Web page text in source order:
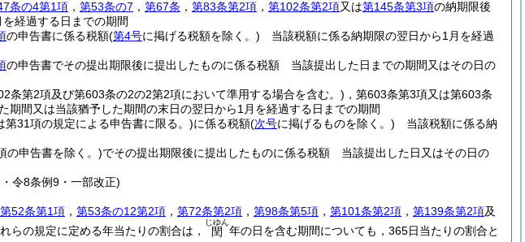
条の4第1項 ， 第53条の7 ， 第67条 ， 第83条第2項 ， 第102条第2項又は第145条第3項の納期限後
経過する日までの期間
の申告書に係る税額(第4号に掲げる税額を除く。) 当該税額に係る納期限の翌日から1月を経過
の申告書でその提出期限後に提出したものに係る税額 当該提出した日までの期間又はその日の
条第2項及び第603条の2の2第2項において準用する場合を含む。) ，第603条第3項又は第603条
間又は当該猶予した期間の末日の翌日から1月を経過する日までの期間
31項の規定による申告書に限る。)に係る税額(次号に掲げるものを除く。) 当該税額に係る納
の申告書を除く。)でその提出期限後に提出したものに係る税額 当該提出した日又はその日の
令8条例9・一部改正)
第52条第1項 ， 第53条の12第2項 ， 第72条第2項 ， 第98条第5項 ， 第101条第2項 ， 第139条第2項及
らの規定に定める年当たりの割合は， 閏
じゆん
年の日を含む期間についても，365日当たりの割合と